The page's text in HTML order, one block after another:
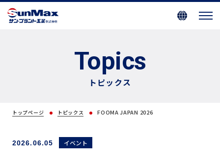
Topics
トピックス
トップページ トピックス FOOMA JAPAN 2026
2026.06.05 イベント